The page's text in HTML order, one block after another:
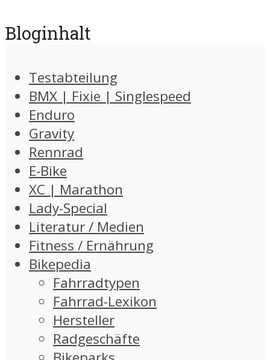
Bloginhalt
Testabteilung
BMX | Fixie | Singlespeed
Enduro
Gravity
Rennrad
E-Bike
XC | Marathon
Lady-Special
Literatur / Medien
Fitness / Ernährung
Bikepedia
Fahrradtypen
Fahrrad-Lexikon
Hersteller
Radgeschäfte